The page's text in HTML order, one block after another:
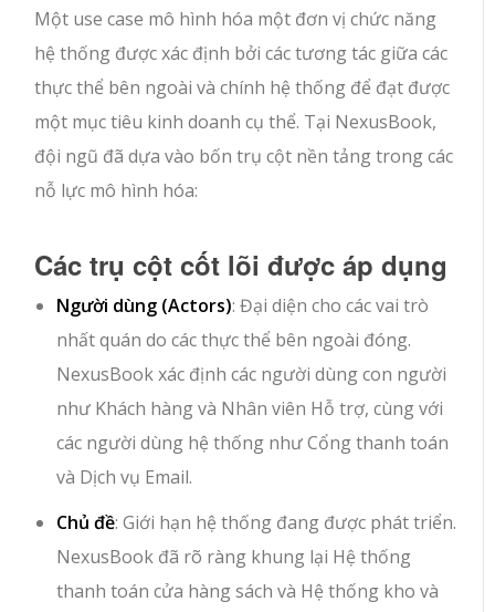
Một use case mô hình hóa một đơn vị chức năng
hệ thống được xác định bởi các tương tác giữa các
thực thể bên ngoài và chính hệ thống để đạt được
một mục tiêu kinh doanh cụ thể. Tại NexusBook,
đội ngũ đã dựa vào bốn trụ cột nền tảng trong các
nỗ lực mô hình hóa:
Các trụ cột cốt lõi được áp dụng
Người dùng (Actors): Đại diện cho các vai trò
nhất quán do các thực thể bên ngoài đóng.
NexusBook xác định các người dùng con người
như Khách hàngvà Nhân viên Hỗ trợ, cùng với
các người dùng hệ thống nhưCổng thanh toán
và Dịch vụ Email.
Chủ đề: Giới hạn hệ thống đang được phát triển.
NexusBook đã rõ ràng khung lại Hệ thống
thanh toán cửa hàng sách và Hệ thống kho và